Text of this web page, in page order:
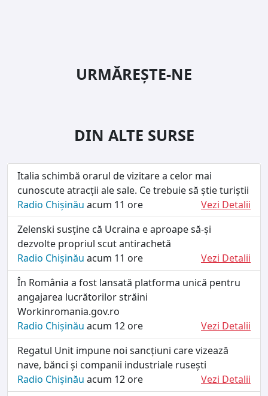
URMĂREȘTE-NE
DIN ALTE SURSE
Italia schimbă orarul de vizitare a celor mai
cunoscute atracții ale sale. Ce trebuie să știe turiștii
Radio Chișinău acum 11 ore
Vezi Detalii
Zelenski susține că Ucraina e aproape să-și
dezvolte propriul scut antirachetă
Radio Chișinău acum 11 ore
Vezi Detalii
În România a fost lansată platforma unică pentru
angajarea lucrătorilor străini
Workinromania.gov.ro
Radio Chișinău acum 12 ore
Vezi Detalii
Regatul Unit impune noi sancțiuni care vizează
nave, bănci și companii industriale rusești
Radio Chișinău acum 12 ore
Vezi Detalii